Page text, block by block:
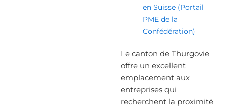
en Suisse (Portail
PME de la
Confédération)
Le canton de Thurgovie
offre un excellent
emplacement aux
entreprises qui
recherchent la proximité